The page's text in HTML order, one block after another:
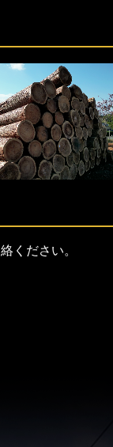
ください。